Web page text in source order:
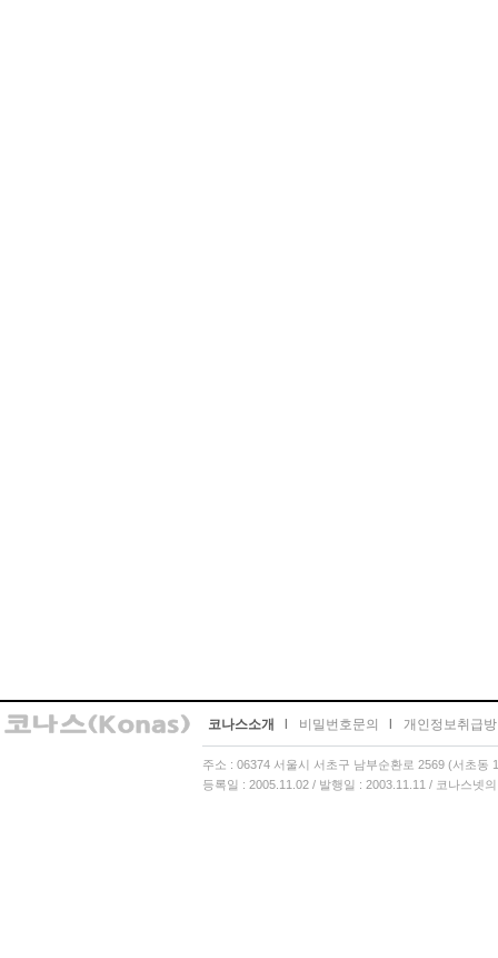
코나스소개 비밀번호문의 개인정보취급
주소 : 06374 서울시 서초구 남부순환로 2569 (서초
등록일 : 2005.11.02 / 발행일 : 2003.11.11 / 코나스넷